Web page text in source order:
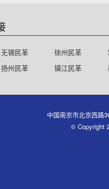
无锡民革 徐州民革
扬州民革 镇江民革
中国南京市北京西路
© Copyright